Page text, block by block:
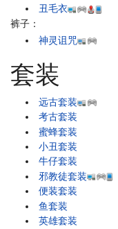
丑毛衣
裤子：
神灵诅咒
套装
远古套装
考古套装
蜜蜂套装
小丑套装
牛仔套装
邪教徒套装
便装套装
鱼套装
英雄套装